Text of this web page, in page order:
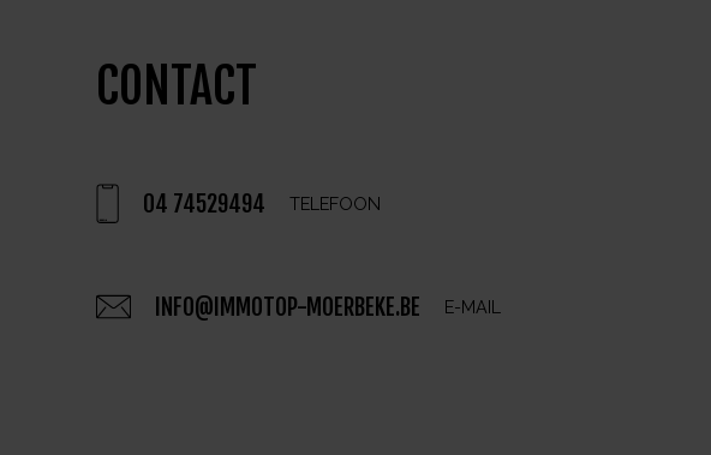
CONTACT
04 74529494 TELEFOON
INFO@IMMOTOP-MOERBEKE.BE E-MAIL